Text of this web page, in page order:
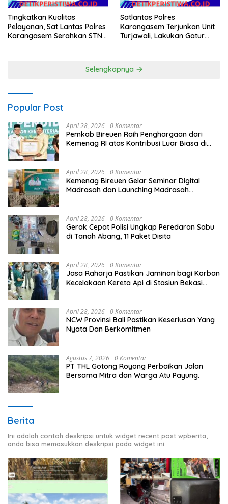
Tingkatkan Kualitas
Pelayanan, Sat Lantas Polres
Karangasem Serahkan STNK
Satlantas Polres
Karangasem Terjunkan Unit
Turjawali, Lakukan Gatur
Selengkapnya
Popular Post
April 28, 2026 0 Komentar
Pemkab Bireuen Raih Penghargaan dari
Kemenag RI atas Kontribusi Luar Biasa di
April 28, 2026 0 Komentar
Kemenag Bireuen Gelar Seminar Digital
Madrasah dan Launching Madrasah
April 28, 2026 0 Komentar
Gerak Cepat Polisi Ungkap Peredaran Sabu
di Tanah Abang, 11 Paket Disita
April 28, 2026 0 Komentar
Jasa Raharja Pastikan Jaminan bagi Korban
Kecelakaan Kereta Api di Stasiun Bekasi
April 28, 2026 0 Komentar
NCW Provinsi Bali Pastikan Keseriusan Yang
Nyata Dan Berkomitmen
Agustus 7, 2026 0 Komentar
PT THL Gotong Royong Perbaikan Jalan
Bersama Mitra dan Warga Atu Payung.
Berita
Ini adalah contoh deskripsi untuk widget recent post wpberita,
anda bisa memasukkan deskripsi pada widget ini.